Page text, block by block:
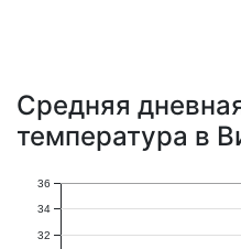
Средняя
температура в
32
34
36